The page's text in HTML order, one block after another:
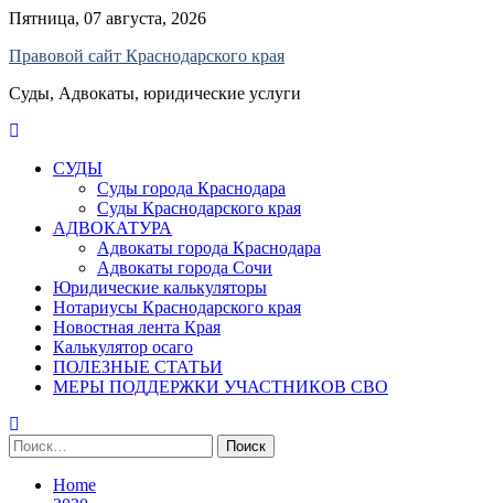
Skip
content
Пятница, 07 августа, 2026
Правовой сайт Краснодарского края
Суды, Адвокаты, юридические услуги
СУДЫ
Суды города Краснодара
Суды Краснодарского края
АДВОКАТУРА
Адвокаты города Краснодара
Адвокаты города Сочи
Юридические калькуляторы
Нотариусы Краснодарского края
Новостная лента Края
Калькулятор осаго
ПОЛЕЗНЫЕ СТАТЬИ
МЕРЫ ПОДДЕРЖКИ УЧАСТНИКОВ СВО
Найти:
Home